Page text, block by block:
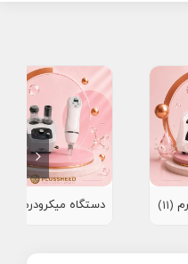
(11) دستگاه میکرودرم